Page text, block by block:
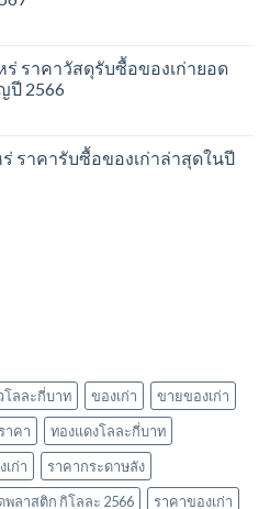
ร่ ราคาวัสดุรับซื้อของเก่ายอด
ปี 2566
ราคารับซื้อของเก่าล่าสุดในปี
ลละกี่บาท ของเก่า
ขายของเก่า
าคา
ทองแดงโลละกี่บาท
ก่า
ราคากระดาษลัง
ลาสติก กิโลละ 2566 ราคาของเก่า